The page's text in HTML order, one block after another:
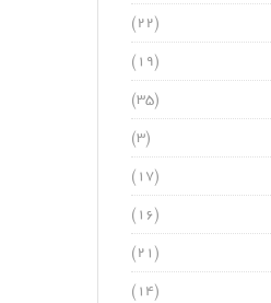
(۲۲)
(۱۹)
(۳۵)
(۳)
(۱۷)
(۱۶)
(۲۱)
(۱۴)